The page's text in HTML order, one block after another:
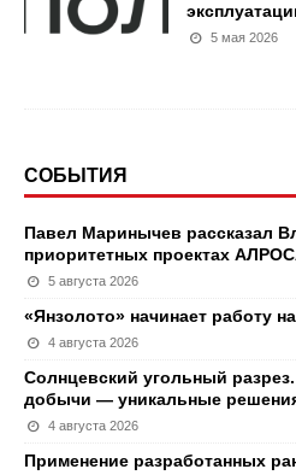
5 мая 2026
СОБЫТИЯ
Павел Маринычев рассказал
приоритетных проектах
5 августа 2026
«Янзолото» начинает работу
4 августа 2026
Солнцевский угольный
добычи — уникальные
4 августа 2026
Применение разработанных